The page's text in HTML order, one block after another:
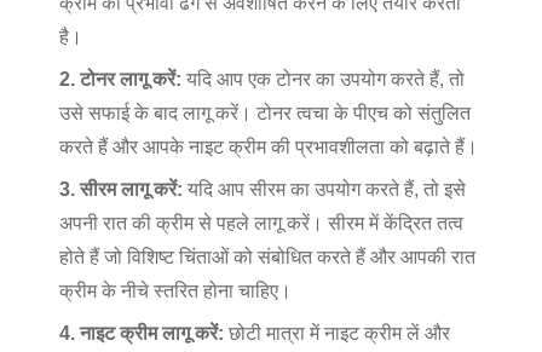
है।
2. टोनर लागू करें: यदि आप एक टोनर का उपयोग करते हैं, तो
उसे सफाई के बाद लागू करें। टोनर त्वचा के पीएच को संतुलित
करते हैं और आपके नाइट क्रीम की प्रभावशीलता को बढ़ाते हैं।
3. सीरम लागू करें: यदि आप सीरम का उपयोग करते हैं, तो इसे
अपनी रात की क्रीम से पहले लागू करें। सीरम में केंद्रित तत्व
होते हैं जो विशिष्ट चिंताओं को संबोधित करते हैं और आपकी रात
क्रीम के नीचे स्तरित होना चाहिए।
4. नाइट क्रीम लागू करें: छोटी मात्रा में नाइट क्रीम लें और